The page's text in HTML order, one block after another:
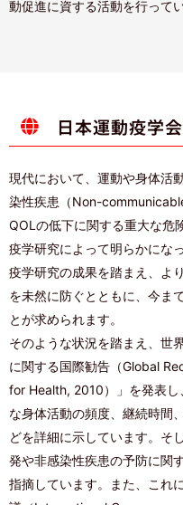
動促進に資する活動を行ってい
日本運動疫学
現代において、運動や身体活
染性疾患（Non-
QOLの低下に関する重大な危
疫学研究によって明らかにな
疫学研究の成果を踏まえ、よ
を未然に防ぐとともに、今ま
とが求められます。
そのような状況を踏まえ、世
に関する国際勧告（Global
for Health, 2010）」を発表
な身体活動の頻度、継続時間
どを詳細に示しています。そ
発や非感染性疾患の予防に関
指摘しています。また、これ